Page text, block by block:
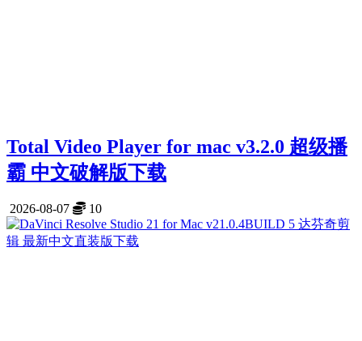
Total Video Player for mac v3.2.0 超级播
霸 中文破解版下载
2026-08-07 10